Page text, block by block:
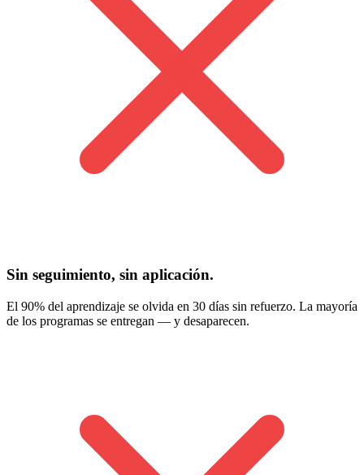
Sin seguimiento, sin aplicación.
El 90% del aprendizaje se olvida en 30 días sin refuerzo. La mayoría
de los programas se entregan — y desaparecen.